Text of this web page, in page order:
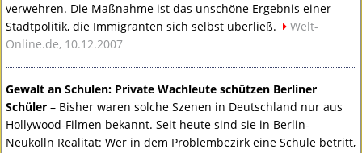
verwehren. Die Maßnahme ist das unschöne Ergebnis einer
Stadtpolitik, die Immigranten sich selbst überließ.
Welt-
Online.de, 10.12.2007
Gewalt an Schulen: Private Wachleute schützen Berliner
Schüler – Bisher waren solche Szenen in Deutschland nur aus
Hollywood-Filmen bekannt. Seit heute sind sie in Berlin-
Neukölln Realität: Wer in dem Problembezirk eine Schule betritt,